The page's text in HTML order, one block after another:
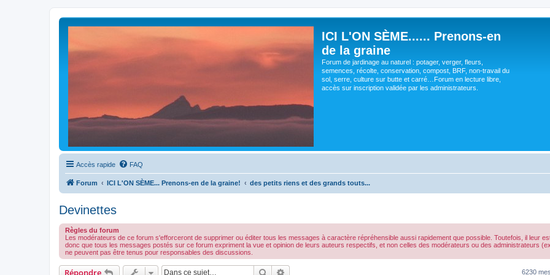
ICI L'ON SÈME...... Prenons-en
de la graine
Forum de jardinage au naturel : potager, verger, fleurs,
semences, récolte, conservation, compost, BRF, non-travail du
sol, serre, culture sur butte et carré…Forum en lecture libre,
accès sur inscription validée par les administrateurs.
Accès rapide FAQ
Forum ICI L'ON SÈME... Prenons-en de la graine! des petits riens et des grands touts...
Devinettes
Règles du forum
Les modérateurs de ce forum s'efforceront de supprimer ou éditer tous les messages à caractère répréhensible aussi rapidement que possible. Toutefois, il leur
donc que tous les messages postés sur ce forum expriment la vue et opinion de leurs auteurs respectifs, et non celles des modérateurs ou des administrateurs
ne peuvent pas être tenus pour responsables des discussions.
Répondre Rechercher 6230